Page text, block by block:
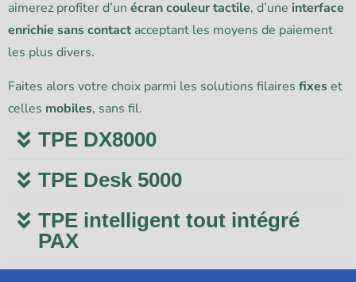
aimerez profiter d’un écran couleur tactile, d’une interface
enrichie sans contact acceptant les moyens de paiement
les plus divers.
Faites alors votre choix parmi les solutions filaires fixeset
celles mobiles, sans fil.
TPE DX8000
TPE Desk 5000
TPE intelligent tout intégré
PAX